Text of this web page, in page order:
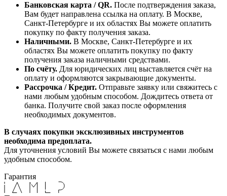
Банковская карта / QR. После подтверждения заказа,
Вам будет направлена ссылка на оплату. В Москве,
Санкт-Петербурге и их областях Вы можете оплатить
покупку по факту получения заказа.
Наличными. В Москве, Санкт-Петербурге и их
областях Вы можете оплатить покупку по факту
получения заказа наличными средствами.
По счёту. Для юридических лиц выставляется счёт на
оплату и оформляются закрывающие документы.
Рассрочка / Кредит. Отправьте заявку или свяжитесь с
нами любым удобным способом. Дождитесь ответа от
банка. Получите свой заказ после оформления
необходимых документов.
В случаях покупки эксклюзивных инструментов
необходима предоплата.
Для уточнения условий Вы можете связаться с нами любым
удобным способом.
Гарантия